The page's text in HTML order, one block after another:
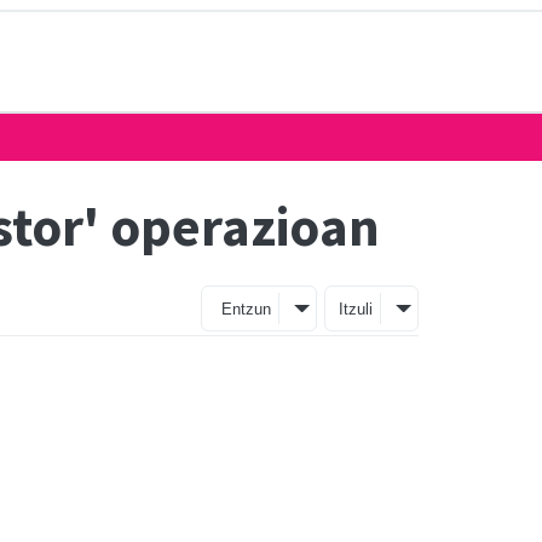
operazioan
Entzun Itzuli